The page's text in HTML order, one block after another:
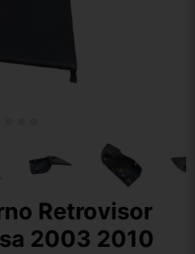
Retrovisor
2003 2010